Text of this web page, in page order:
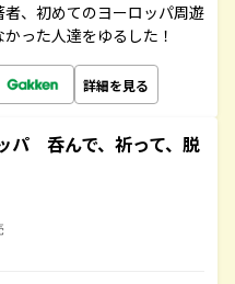
者、初めてのヨーロッパ周遊
った人達をゆるした！
詳細を見る
パ 呑んで、祈って、脱